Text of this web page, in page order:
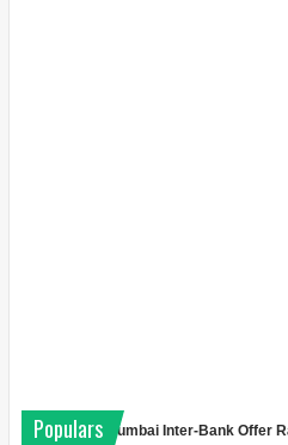
Populars
Mumbai Inter-Bank Offer